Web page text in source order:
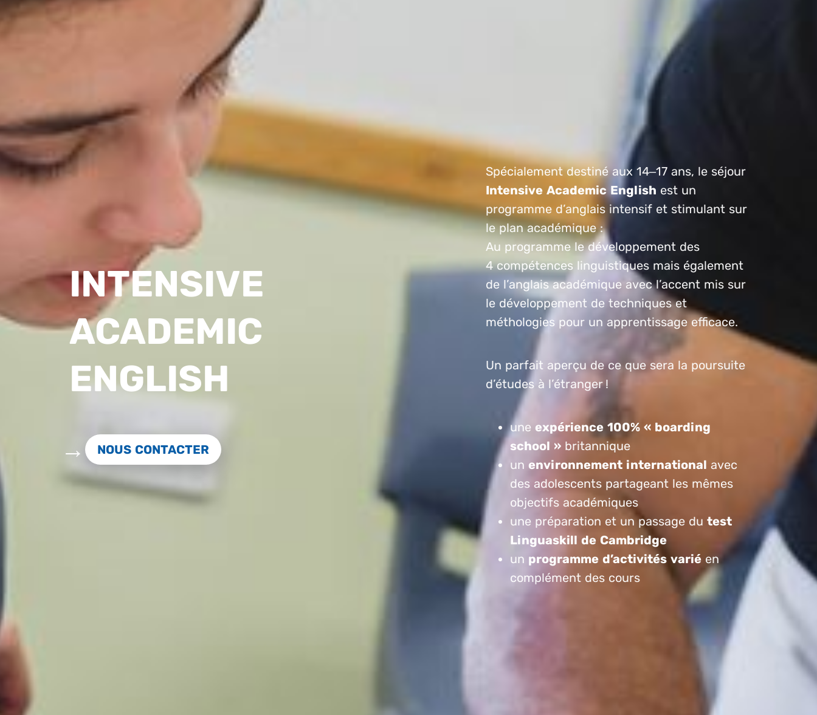
INTENSIVE
ACADEMIC
ENGLISH
NOUS CONTACTER
Spécialement destiné aux 14–17 ans, le séjour
Intensive Academic English est un
programme d’anglais intensif et stimulant sur
le plan académique :
Au programme le développement des
4 compétences linguistiques mais également
de l’anglais académique avec l’accent mis sur
le développement de techniques et
méthologies pour un apprentissage efficace.
Un parfait aperçu de ce que sera la poursuite
d’études à l’étranger !
une expérience 100% « boarding
school » britannique
un environnement international avec
des adolescents partageant les mêmes
objectifs académiques
une préparation et un passage du test
Linguaskill de Cambridge
un programme d’activités variéen
complément des cours